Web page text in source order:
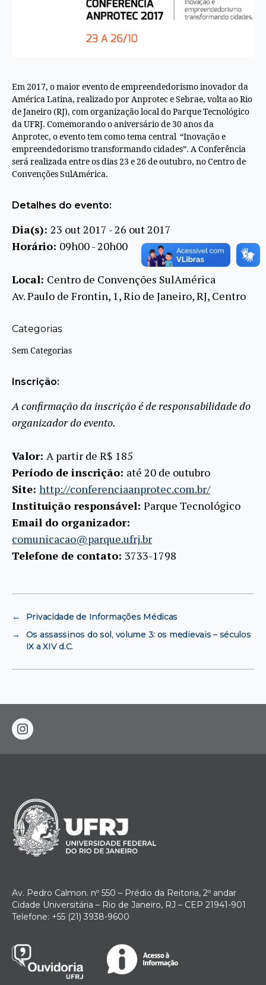
Em 2017, o maior evento de empreendedorismo inovador da
América Latina, realizado por Anprotec e Sebrae, volta ao Rio
de Janeiro (RJ), com organização local do Parque Tecnológico
da UFRJ. Comemorando o aniversário de 30 anos da
Anprotec, o evento tem como tema central “Inovação e
empreendedorismo transformando cidades”. A Conferência
será realizada entre os dias 23 e 26 de outubro, no Centro de
Convenções SulAmérica.
Detalhes do evento:
Dia(s): 23 out 2017 - 26 out 2017
Horário: 09h00 - 20h00
Local: Centro de Convenções SulAmérica
Av. Paulo de Frontin, 1, Rio de Janeiro, RJ, Centro
Categorias
Sem Categorias
Inscrição:
A confirmação da inscrição é de responsabilidade do
organizador do evento.
Valor: A partir de R$ 185
Período de inscrição: até 20 de outubro
Site: http://conferenciaanprotec.com.br/
Instituição responsável: Parque Tecnológico
Email do organizador:
comunicacao@parque.ufrj.br
Telefone de contato: 3733-1798
←
Privacidade de Informações Médicas
→
Os assassinos do sol, volume 3: os medievais – séculos
IX a XIV d.C.
instagram
Av. Pedro Calmon. nº 550 – Prédio da Reitoria, 2º andar
Cidade Universitária – Rio de Janeiro, RJ – CEP 21941-901
Telefone: +55 (21) 3938-9600